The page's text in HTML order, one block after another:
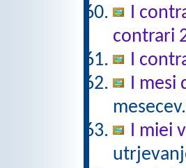
I
contrari
I
I mesi
mesecev.
I miei